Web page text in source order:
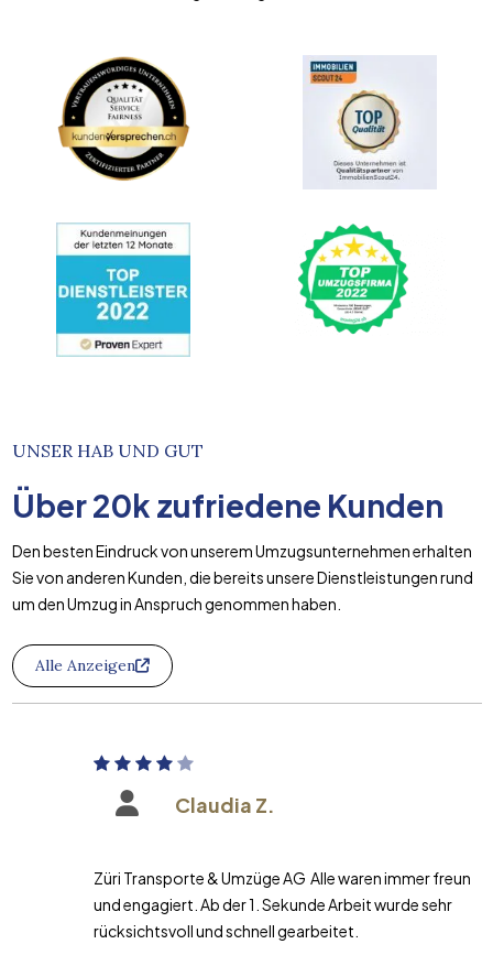
UNSER HAB UND GUT
Über20k zufriedene Kunden
Den besten Eindruck von unserem Umzugsunternehmen erhalten
Sie von anderen Kunden, die bereits unsere Dienstleistungen rund
um den Umzug in Anspruch genommen haben.
Alle Anzeigen
Claudia Z.
Züri Transporte & Umzüge AG Alle waren immer freundlich
und engagiert. Ab der 1. Sekunde Arbeit wurde sehr
rücksichtsvoll und schnell gearbeitet.